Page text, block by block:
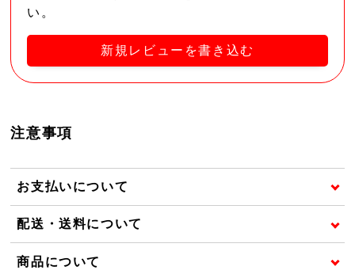
い。
新規レビューを書き込む
注意事項
お支払いについて
配送・送料について
商品について